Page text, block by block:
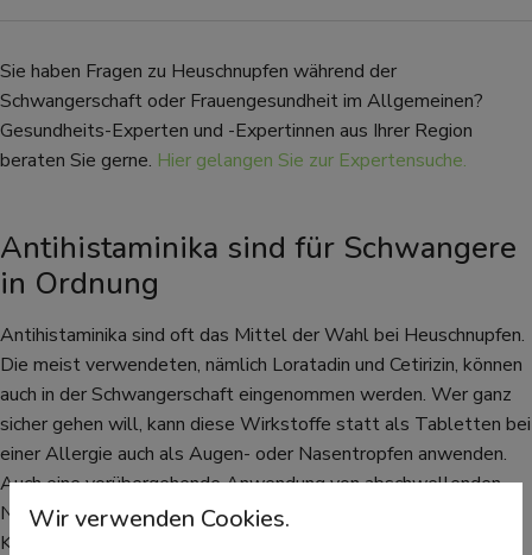
Sie haben Fragen zu Heuschnupfen während der
Schwangerschaft oder Frauengesundheit im Allgemeinen?
Gesundheits-Experten und -Expertinnen aus Ihrer Region
beraten Sie gerne. Hier gelangen Sie zur Expertensuche.
Antihistaminika sind für Schwangere
in Ordnung
Antihistaminika sind oft das Mittel der Wahl bei Heuschnupfen.
Die meist verwendeten, nämlich Loratadin und Cetirizin, können
auch in der Schwangerschaft eingenommen werden. Wer ganz
sicher gehen will, kann diese Wirkstoffe statt als Tabletten bei
einer Allergie auch als Augen- oder Nasentropfen anwenden.
Auch eine vorübergehende Anwendung von abschwellenden
Nasentropfen ist möglich, allerdings nur für wenige Tage.
Kortison-Sprays können bei einer Allergie ebenfalls weiter
Wir verwenden Cookies.